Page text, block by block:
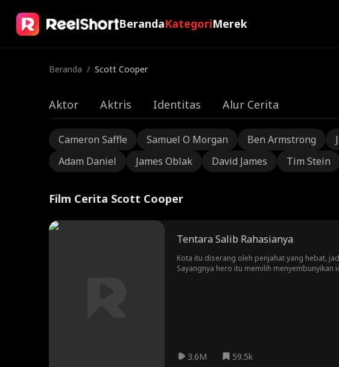
BerandaKategoriMerek
Beranda / Scott Cooper
Aktor Aktris Identitas Alur Cerita
Cameron Saffle Samuel O Morgan Ben Armstrong
Adam Daniel
James Oblak David James Tim Stein
Film Cerita Scott Cooper
Tentara Salib Rahasianya
Kota itu diserang oleh penjahat yang hebat,
Sayangnya hero itu memilih
3.6M 59.5k